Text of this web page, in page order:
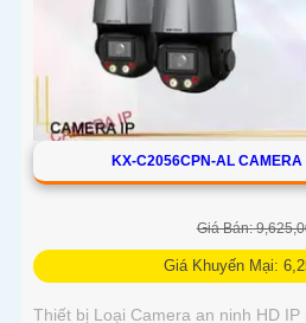
KX-C2056CPN-AL CAMERA
Giá Bán:
Giá Khuyến Mại:
Thiết bị Loại Camera an ninh HD IP